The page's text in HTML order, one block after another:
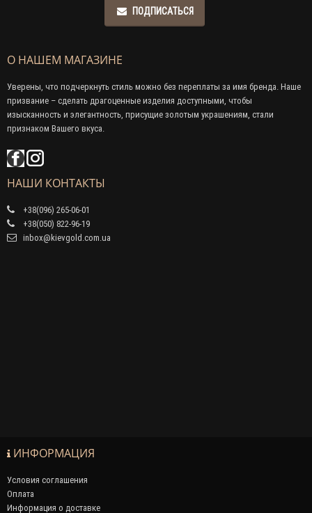
ПОДПИСАТЬСЯ
О НАШЕМ МАГАЗИНЕ
Уверены, что подчеркнуть стиль можно без переплаты за имя бренда. Наше
призвание – сделать драгоценные изделия доступными, чтобы
изысканность и элегантность, присущие золотым украшениям, стали
признаком Вашего вкуса.
НАШИ КОНТАКТЫ
+38(096) 265-06-01
+38(050) 822-96-19
inbox@kievgold.com.ua
ИНФОРМАЦИЯ
Условия соглашения
Оплата
Информация о доставке